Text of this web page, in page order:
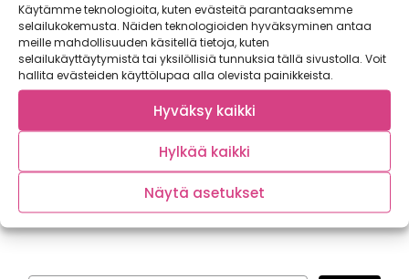
Käytämme teknologioita, kuten evästeitä parantaaksemme
selailukokemusta. Näiden teknologioiden hyväksyminen antaa
meille mahdollisuuden käsitellä tietoja, kuten
selailukäyttäytymistä tai yksilöllisiä tunnuksia tällä sivustolla. Voit
hallita evästeiden käyttölupaa alla olevista painikkeista.
Hyväksy kaikki
Hylkää kaikki
Näytä asetukset
Tilaa kasvispitoinen uutiskirje